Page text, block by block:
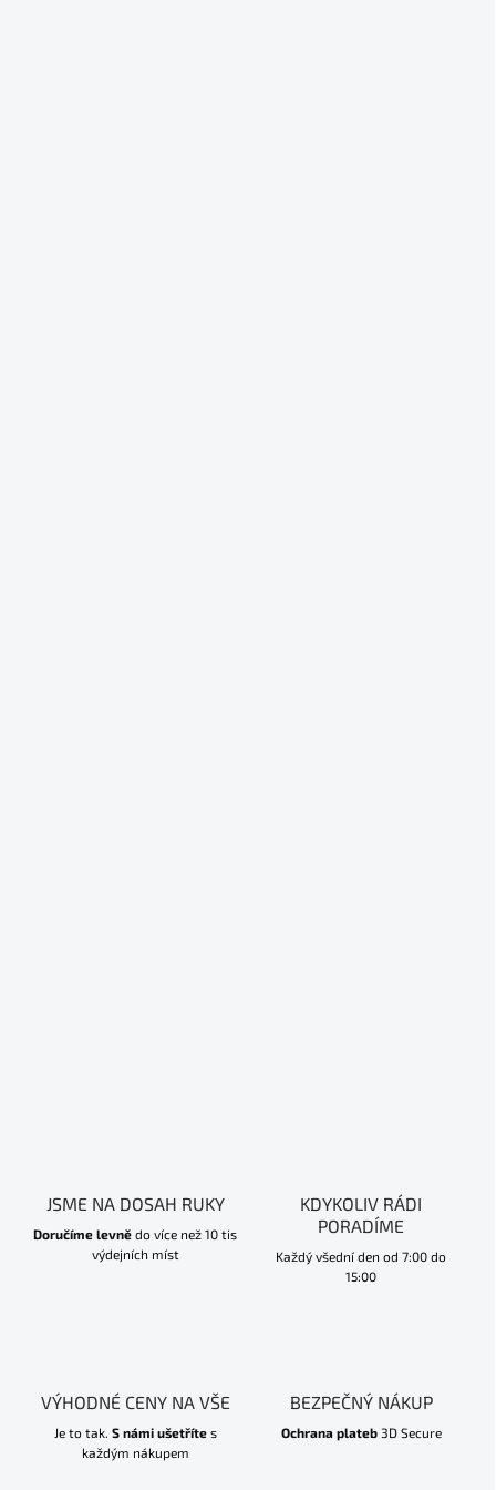
JSME NA DOSAH RUKY
Doručíme levně do více než 10 tis
výdejních míst
KDYKOLIV RÁDI
PORADÍME
Každý všední den od 7:00 do
15:00
VÝHODNÉ CENY NA VŠE
Je to tak. S námi ušetřítes
každým nákupem
BEZPEČNÝ NÁKUP
Ochrana plateb3D Secure